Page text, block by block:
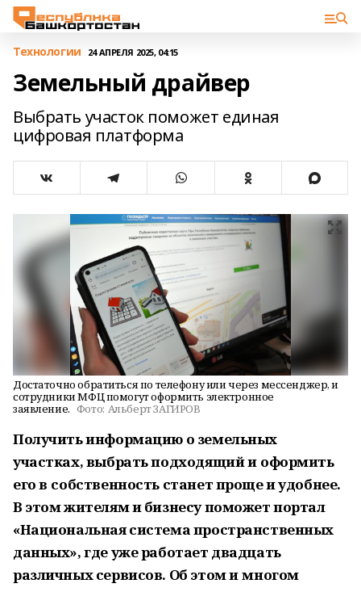
Технологии 24 АПРЕЛЯ 2025, 04:15
Земельный драйвер
Выбрать участок поможет единая
цифровая платформа
Достаточно обратиться по телефону или через мессенджер, и
сотрудники МФЦ помогут оформить электронное
заявление. Фото: Альберт ЗАГИРОВ
Получить информацию о земельных
участках, выбрать подходящий и оформить
его в собственность станет проще и удобнее.
В этом жителям и бизнесу поможет портал
«Национальная система пространственных
данных», где уже работает двадцать
различных сервисов. Об этом и многом